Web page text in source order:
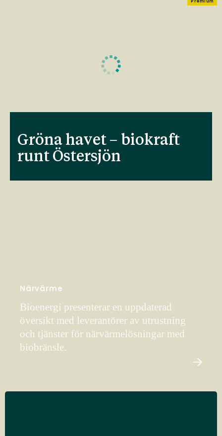
Gröna havet – biokraft
runt Östersjön
Närvärme
Bioenergi presenterar en uppdaterad
översikt med leverantörer av utrustning
och tjänster för närvärmelösningar med
biobränsle.